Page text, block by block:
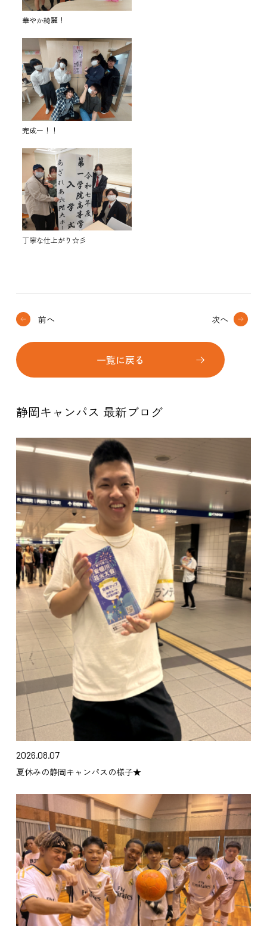
華やか綺麗！
完成ー！！
丁寧な仕上がり☆彡
前へ
一覧に戻る
次へ
静岡キャンパス 最新ブログ
2026.08.07
夏休みの静岡キャンパスの様子★